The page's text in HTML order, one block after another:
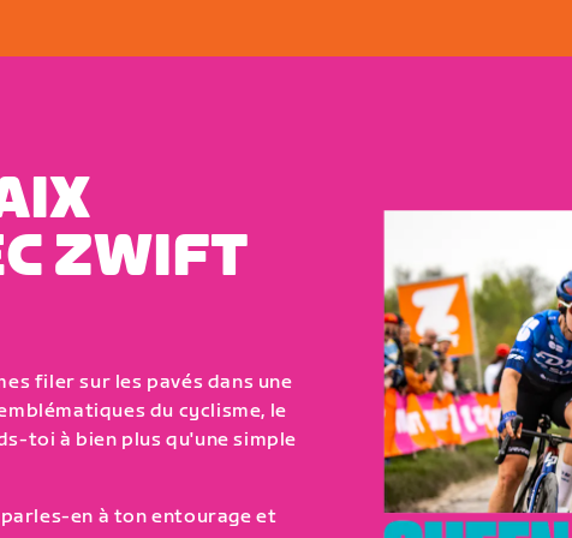
ZWIFT
filer sur les pavés dans une
du cyclisme, le
toi à bien plus qu'une simple
en à ton entourage et